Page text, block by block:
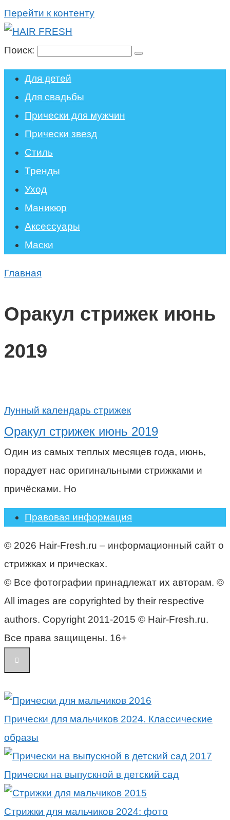
Перейти к контенту
Поиск:
Для детей
Для свадьбы
Прически для мужчин
Прически звезд
Стиль
Тренды
Уход
Маникюр
Аксессуары
Маски
Главная
Оракул стрижек июнь
2019
Лунный календарь стрижек
Оракул стрижек июнь 2019
Один из самых теплых месяцев года, июнь,
порадует нас оригинальными стрижками и
причёсками. Но
Правовая информация
© 2026 Hair-Fresh.ru – информационный сайт о
стрижках и прическах.
© Все фотографии принадлежат их авторам. ©
All images are copyrighted by their respective
authors. Copyright 2011-2015 © Hair-Fresh.ru.
Все права защищены. 16+
Прически для мальчиков 2024. Классические
образы
Прически на выпускной в детский сад
Стрижки для мальчиков 2024: фото